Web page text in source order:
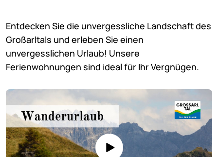
Entdecken Sie die unvergessliche Landschaft des
Großarltals und erleben Sie einen
unvergesslichen Urlaub! Unsere
Ferienwohnungen sind ideal für Ihr Vergnügen.